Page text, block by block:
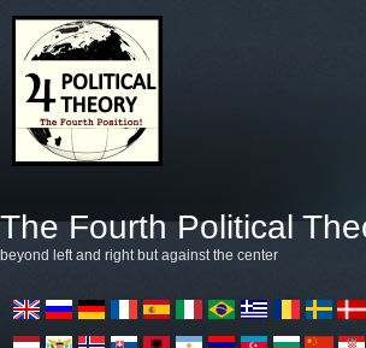
The Fourth Political
beyond left and right but against the center